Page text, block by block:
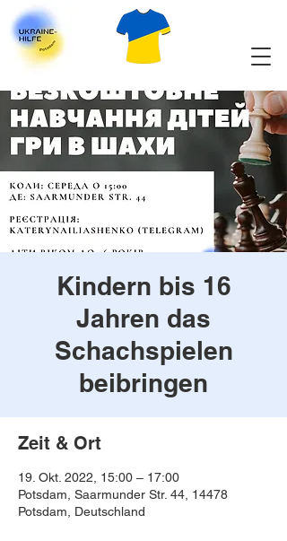
Kindern bis 16
Jahren das
Schachspielen
beibringen
Zeit & Ort
19. Okt. 2022, 15:00 – 17:00
Potsdam, Saarmunder Str. 44, 14478
Potsdam, Deutschland